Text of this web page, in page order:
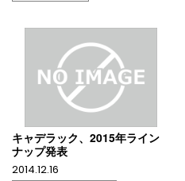
キャデラック、2015年ライン
ナップ発表
2014.12.16